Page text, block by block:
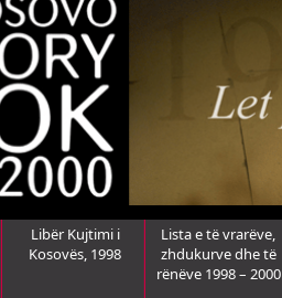
Libër Kujtimi i
Kosovës, 1998
Lista e të vrarëve,
zhdukurve dhe të
rënëve 1998 – 2000